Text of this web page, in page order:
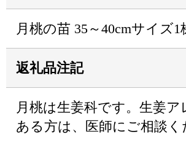
月桃の苗 35～40cmサイズ1
返礼品注記
月桃は生姜科です。生姜ア
ある方は、医師にご相談く